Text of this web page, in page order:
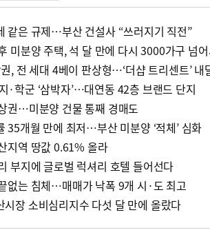
같은 규제…부산 건설사 “쓰러지기 직전”
미분양 주택, 석 달 만에 다시 3000가구 넘
, 전 세대 4베이 판상형…‘더샵 트리센트’ 내
·학군 ‘삼박자’…대연동 42층 브랜드 단지
권…미분양 건물 통째 경매도
35개월 만에 최저…부산 미분양 ‘적체’ 심화
지역 땅값 0.61% 올라
부지에 글로벌 럭셔리 호텔 들어선다
없는 침체…매매가 낙폭 9개 시·도 최고
시장 소비심리지수 다섯 달 만에 올랐다